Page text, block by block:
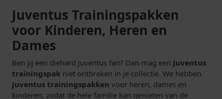
Juventus Trainingspakken
voor Kinderen, Heren en
Dames
Ben jij een diehard Juventus fan? Dan mag een Juventus
trainingspak niet ontbreken in je collectie. We hebben
Juventus trainingspakken voor heren, dames en
kinderen, zodat de hele familie kan genieten van de